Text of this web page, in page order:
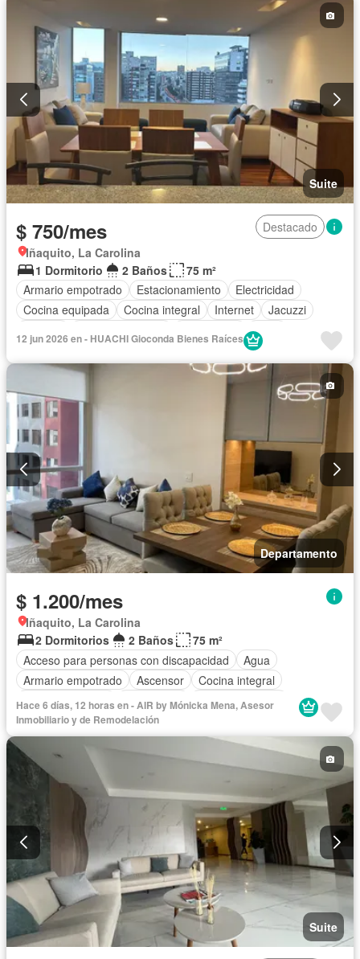
Suite
$ 750/mes
Destacado
Iñaquito, La Carolina
1 Dormitorio
2 Baños
75 m²
Armario empotrado
Estacionamiento
Electricidad
Cocina equipada
Cocina integral Internet
Jacuzzi
Agua
Conserje
Acceso para personas con discapacidad
Parrilla
Garita de guardianía Gimnasio
Ascensor
Seguridad
Completamente amoblado
12 jun 2026 en - HUACHI Gioconda Bienes Raíces
Departamento
$ 1.200/mes
Iñaquito, La Carolina
2 Dormitorios
2 Baños
75 m²
Acceso para personas con discapacidad
Agua
Armario empotrado
Ascensor
Cocina integral
Cocina equipada
Electricidad
Estacionamiento
Gimnasio
Garita de guardianía
Piscina
Conserje Sauna Seguridad
Terraza
Vista panorámica
Completamente amoblado
Hace 6 días, 12 horas en - AIR by Mónicka Mena, Asesor
Inmobiliario y de Remodelación
Suite